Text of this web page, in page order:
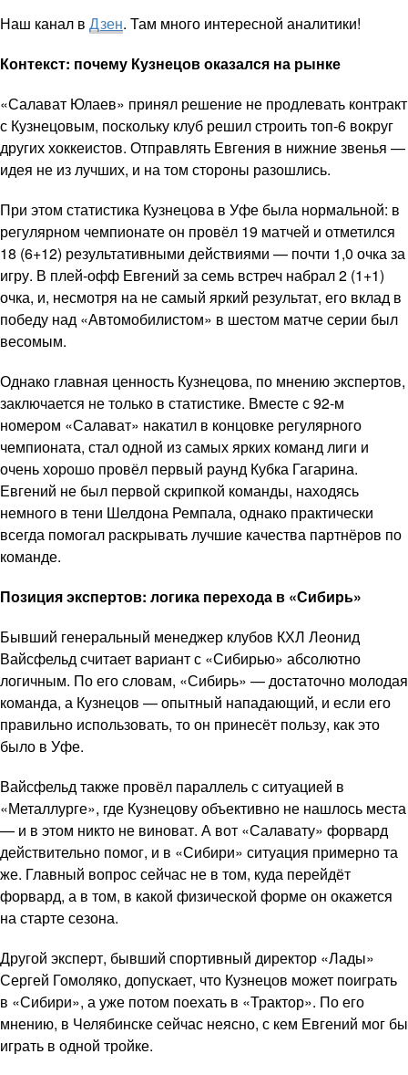
Наш канал в Дзен. Там много интересной аналитики!
Контекст: почему Кузнецов оказался на рынке
«Салават Юлаев» принял решение не продлевать контракт
с Кузнецовым, поскольку клуб решил строить топ-6 вокруг
других хоккеистов. Отправлять Евгения в нижние звенья —
идея не из лучших, и на том стороны разошлись.
При этом статистика Кузнецова в Уфе была нормальной: в
регулярном чемпионате он провёл 19 матчей и отметился
18 (6+12) результативными действиями — почти 1,0 очка за
игру. В плей-офф Евгений за семь встреч набрал 2 (1+1)
очка, и, несмотря на не самый яркий результат, его вклад в
победу над «Автомобилистом» в шестом матче серии был
весомым.
Однако главная ценность Кузнецова, по мнению экспертов,
заключается не только в статистике. Вместе с 92-м
номером «Салават» накатил в концовке регулярного
чемпионата, стал одной из самых ярких команд лиги и
очень хорошо провёл первый раунд Кубка Гагарина.
Евгений не был первой скрипкой команды, находясь
немного в тени Шелдона Ремпала, однако практически
всегда помогал раскрывать лучшие качества партнёров по
команде.
Позиция экспертов: логика перехода в «Сибирь»
Бывший генеральный менеджер клубов КХЛ Леонид
Вайсфельд считает вариант с «Сибирью» абсолютно
логичным. По его словам, «Сибирь» — достаточно молодая
команда, а Кузнецов — опытный нападающий, и если его
правильно использовать, то он принесёт пользу, как это
было в Уфе.
Вайсфельд также провёл параллель с ситуацией в
«Металлурге», где Кузнецову объективно не нашлось места
— и в этом никто не виноват. А вот «Салавату» форвард
действительно помог, и в «Сибири» ситуация примерно та
же. Главный вопрос сейчас не в том, куда перейдёт
форвард, а в том, в какой физической форме он окажется
на старте сезона.
Другой эксперт, бывший спортивный директор «Лады»
Сергей Гомоляко, допускает, что Кузнецов может поиграть
в «Сибири», а уже потом поехать в «Трактор». По его
мнению, в Челябинске сейчас неясно, с кем Евгений мог бы
играть в одной тройке.